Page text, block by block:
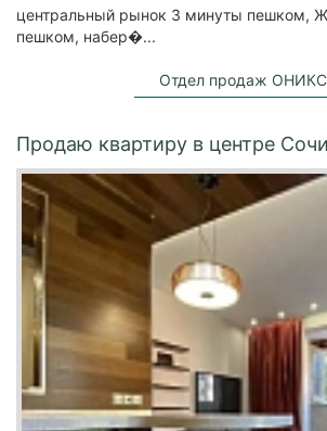
центральный рынок 3 минуты пешком,
пешком, набер�...
Отдел продаж ОНИКС
Продаю квартиру в центре